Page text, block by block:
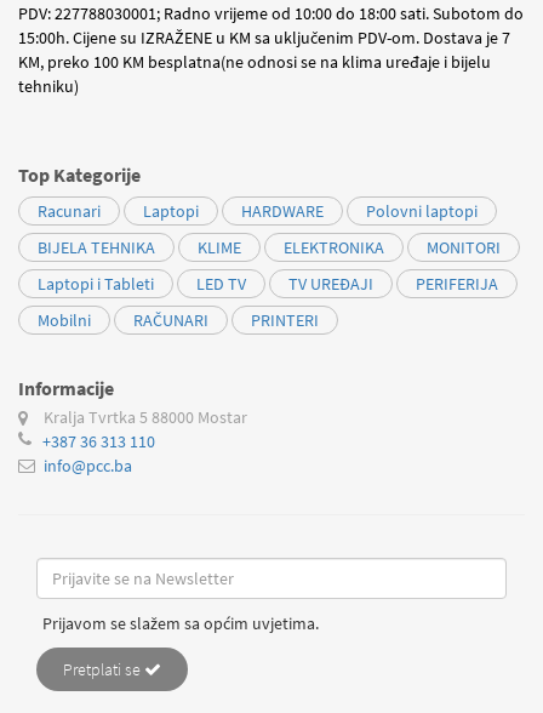
PDV: 227788030001; Radno vrijeme od 10:00 do 18:00 sati. Subotom do
15:00h. Cijene su IZRAŽENE u KM sa uključenim PDV-om. Dostava je 7
KM, preko 100 KM besplatna(ne odnosi se na klima uređaje i bijelu
tehniku)
Top Kategorije
Racunari Laptopi HARDWARE
Polovni laptopi
BIJELA TEHNIKA
KLIME ELEKTRONIKA
MONITORI
Laptopi i Tableti
LED TV TV UREĐAJI
PERIFERIJA
Mobilni
RAČUNARI PRINTERI
Informacije
Kralja Tvrtka 5 88000 Mostar
+387 36 313 110
info@pcc.ba
Prijavom se slažem sa općim uvjetima.
Pretplati se